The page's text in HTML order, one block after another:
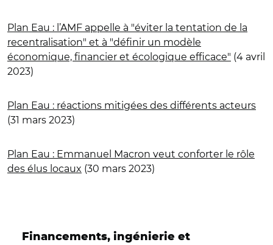
Plan Eau : l’AMF appelle à "éviter la tentation de la
recentralisation" et à "définir un modèle
économique, financier et écologique efficace" (4 avril
2023)
Plan Eau : réactions mitigées des différents acteurs
(31 mars 2023)
Plan Eau : Emmanuel Macron veut conforter le rôle
des élus locaux (30 mars 2023)
Financements, ingénierie et